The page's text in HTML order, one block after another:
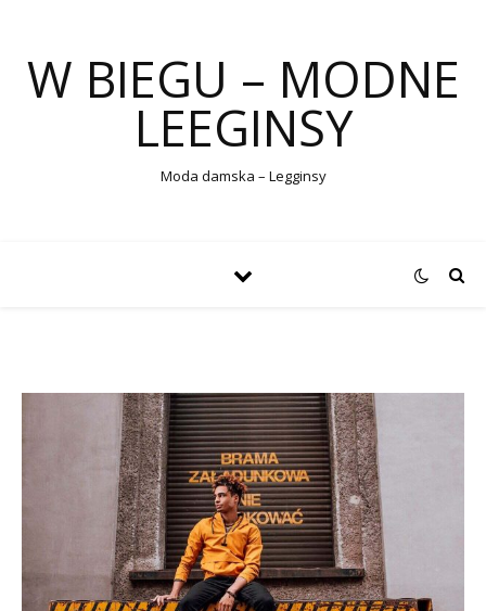
W BIEGU – MODNE
LEEGINSY
Moda damska – Legginsy